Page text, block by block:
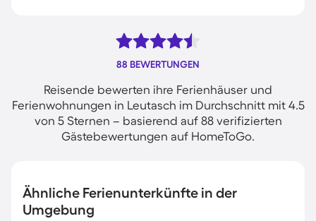
88 BEWERTUNGEN
Reisende bewerten ihre Ferienhäuser und
Ferienwohnungen in Leutasch im Durchschnitt mit 4.5
von 5 Sternen – basierend auf 88 verifizierten
Gästebewertungen auf HomeToGo.
Ähnliche Ferienunterkünfte in der
Umgebung